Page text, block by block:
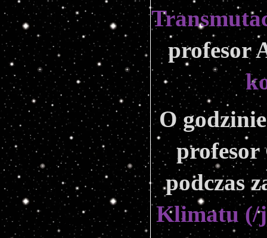
profesor
O
podczas
Klimatu (/